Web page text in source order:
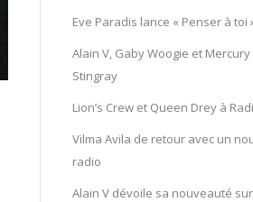
Eve Paradis lance « Penser à toi
Alain V, Gaby Woogie et Mercury
Stingray
Lion’s Crew et Queen Drey à
Vilma Avila de retour avec un
radio
Alain V dévoile sa nouveauté